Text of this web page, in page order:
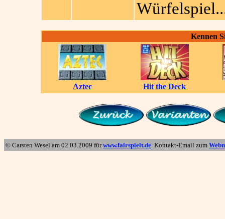
Kennen
Aztec Hit the Deck
© Carsten Wesel am 02.03.2009 fürwww.fairspielt.de. Kontakt-Email zum